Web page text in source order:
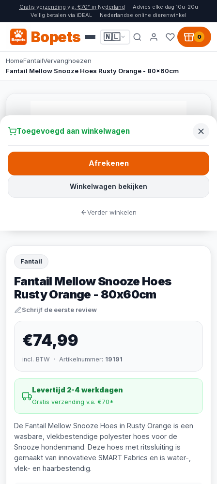
Gratis verzending v.a. €70* in Nederland
Advies elke dag 10u-20u
Veilig betalen via iDEAL
Nederlandse online dierenwinkel
Bopets 🇳🇱 0
HomeFantailVervanghoezen
Fantail Mellow Snooze Hoes Rusty Orange - 80x60cm
Fantail
Fantail Mellow Snooze Hoes
Rusty Orange - 80x60cm
Schrijf de eerste review
€74,99
incl. BTW · Artikelnummer: 19191
Levertijd 2-4 werkdagen
Gratis verzending v.a. €70*
De Fantail Mellow Snooze Hoes in Rusty Orange is een
wasbare, vlekbestendige polyester hoes voor de
Snooze hondenmand. Deze hoes met ritssluiting is
gemaakt van innovatieve SMART Fabrics en is water-,
vlek- en haarbestendig.
Toegevoegd aan winkelwagen
Winkelwagen bekijken
Afrekenen
Verder winkelen